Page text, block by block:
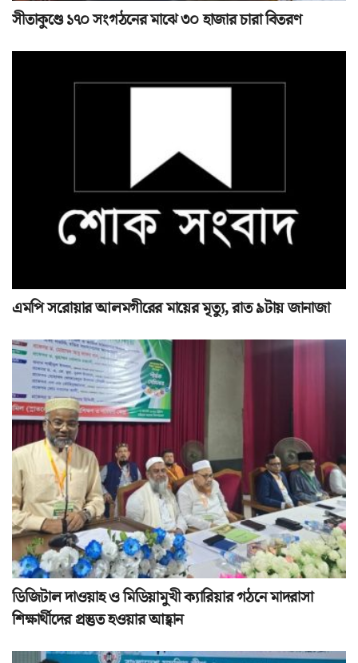
সীতাকুণ্ডে ১৭০ সংগঠনের মাঝে ৩০ হাজার চারা বিতরণ
এমপি সরোয়ার আলমগীরের মায়ের মৃত্যু, রাত ৯টায় জানাজা
ডিজিটাল দাওয়াহ ও মিডিয়ামুখী ক্যারিয়ার গঠনে মাদরাসা
শিক্ষার্থীদের প্রস্তুত হওয়ার আহ্বান